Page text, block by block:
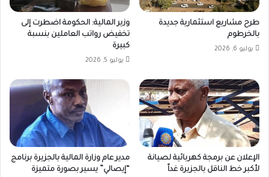
طرح مشاريع استثمارية جديدة
بالخرطوم
يوليو 6, 2026
وزير المالية: الحكومة اضطرت إلى
تخفيض رواتب العاملين بنسبة
كبيرة
يوليو 5, 2026
الإعلان عن برمجة كهربائية لصيانة
لأكبر خط الناقل بالجزيرة غداً
مدير عام وزارة المالية بالجزيرة برنامج
“إيصالي” يسير بصورة متميزة